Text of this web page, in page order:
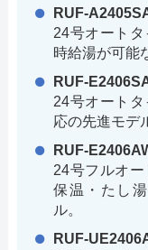
RUF-
24号オート
時給湯が可能
RUF-
24号オート
応の先進モデ
RUF-
24号フルオ
保温・たし
ル。
RUF-